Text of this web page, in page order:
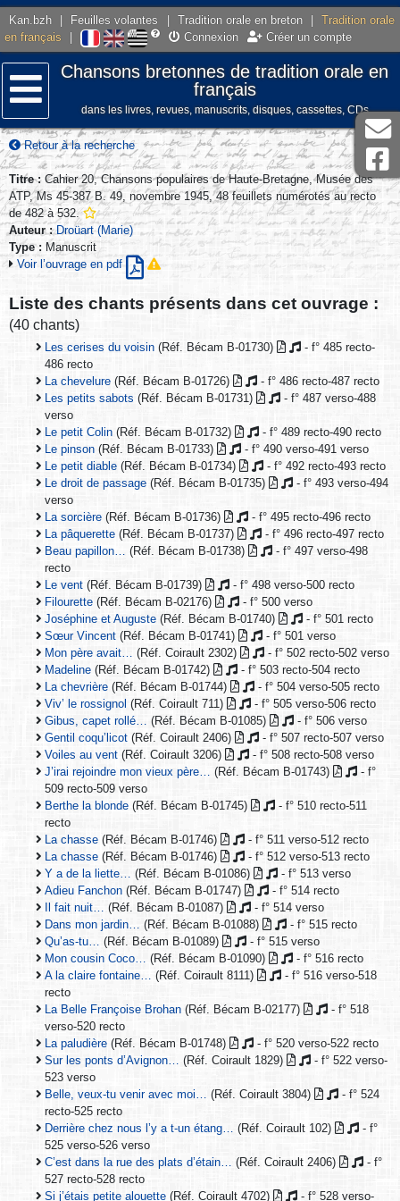
Kan.bzh Feuilles volantes Tradition orale en breton
Tradition orale
en français
Connexion Créer un compte
Menu
Chansons bretonnes de tradition orale en
français
dans les livres, revues, manuscrits, disques, cassettes, CDs
Retour à la recherche
Titre : Cahier 20, Chansons populaires de Haute-Bretagne, Musée des
ATP, Ms 45-387 B. 49, novembre 1945, 48 feuillets numérotés au recto
de 482 à 532.
Auteur :Droüart (Marie)
Type : Manuscrit
Voir l’ouvrage en pdf
Liste des chants présents dans cet ouvrage :
(40 chants)
Les cerises du voisin (Réf. Bécam B-01730)
- f° 485 recto-
486 recto
La chevelure (Réf. Bécam B-01726)
- f° 486 recto-487 recto
Les petits sabots (Réf. Bécam B-01731)
- f° 487 verso-488
verso
Le petit Colin (Réf. Bécam B-01732)
- f° 489 recto-490 recto
Le pinson (Réf. Bécam B-01733)
- f° 490 verso-491 verso
Le petit diable (Réf. Bécam B-01734)
- f° 492 recto-493 recto
Le droit de passage (Réf. Bécam B-01735)
- f° 493 verso-494
verso
La sorcière (Réf. Bécam B-01736)
- f° 495 recto-496 recto
La pâquerette (Réf. Bécam B-01737)
- f° 496 recto-497 recto
Beau papillon…
(Réf. Bécam B-01738)
- f° 497 verso-498
recto
Le vent (Réf. Bécam B-01739)
- f° 498 verso-500 recto
Filourette (Réf. Bécam B-02176)
- f° 500 verso
Joséphine et Auguste (Réf. Bécam B-01740)
- f° 501 recto
Sœur Vincent (Réf. Bécam B-01741)
- f° 501 verso
Mon père avait…
(Réf. Coirault 2302)
- f° 502 recto-502 verso
Madeline (Réf. Bécam B-01742)
- f° 503 recto-504 recto
La chevrière (Réf. Bécam B-01744)
- f° 504 verso-505 recto
Viv’ le rossignol (Réf. Coirault 711)
- f° 505 verso-506 recto
Gibus, capet rollé…
(Réf. Bécam B-01085)
- f° 506 verso
Gentil coqu’licot (Réf. Coirault 2406)
- f° 507 recto-507 verso
Voiles au vent (Réf. Coirault 3206)
- f° 508 recto-508 verso
J’irai rejoindre mon vieux père…
(Réf. Bécam B-01743)
- f°
509 recto-509 verso
Berthe la blonde (Réf. Bécam B-01745)
- f° 510 recto-511
recto
La chasse (Réf. Bécam B-01746)
- f° 511 verso-512 recto
La chasse (Réf. Bécam B-01746)
- f° 512 verso-513 recto
Y a de la liette…
(Réf. Bécam B-01086)
- f° 513 verso
Adieu Fanchon (Réf. Bécam B-01747)
- f° 514 recto
Il fait nuit…
(Réf. Bécam B-01087)
- f° 514 verso
Dans mon jardin…
(Réf. Bécam B-01088)
- f° 515 recto
Qu’as-tu…
(Réf. Bécam B-01089)
- f° 515 verso
Mon cousin Coco…
(Réf. Bécam B-01090)
- f° 516 recto
A la claire fontaine…
(Réf. Coirault 8111)
- f° 516 verso-518
recto
La Belle Françoise Brohan (Réf. Bécam B-02177)
- f° 518
verso-520 recto
La paludière (Réf. Bécam B-01748)
- f° 520 verso-522 recto
Sur les ponts d’Avignon…
(Réf. Coirault 1829)
- f° 522 verso-
523 verso
Belle, veux-tu venir avec moi…
(Réf. Coirault 3804)
- f° 524
recto-525 recto
Derrière chez nous l’y a t-un étang…
(Réf. Coirault 102)
- f°
525 verso-526 verso
C’est dans la rue des plats d’étain…
(Réf. Coirault 2406)
- f°
527 recto-528 recto
Si j’étais petite alouette (Réf. Coirault 4702) - f° 528 verso-